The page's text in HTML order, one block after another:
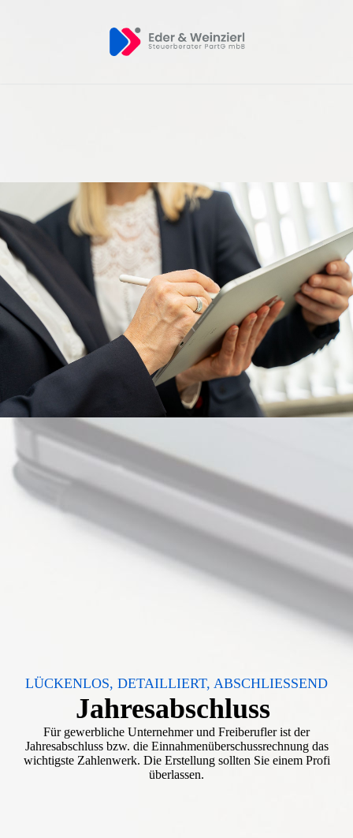
LÜCKENLOS, DETAILLIERT, ABSCHLIESSEND
Jahresabschluss
Für gewerbliche Unternehmer und Freiberufler ist der
Jahresabschluss bzw. die Einnahmenüberschussrechnung das
wichtigste Zahlenwerk. Die Erstellung sollten Sie einem Profi
überlassen.